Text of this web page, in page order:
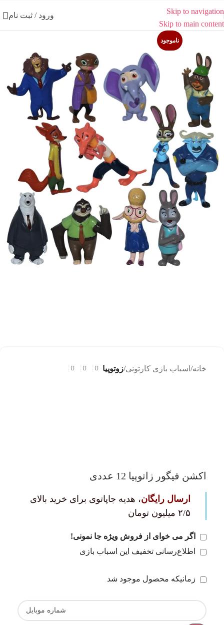
Skip to navigation
Skip to main content
ورود / ثبت نام
ناموجود
خانه اسباب بازی کارتونی زوتوپیا
اکشن فیگور زاتوپیا 12 عددی
ارسال رایگان، هدیه جاپاتوی برای خرید بالای
۲/۵ میلیون تومان
اگر می خوای از فروش ویژه جا نمونی!
اطلاع‌رسانی تخفیف این اسباب بازی
زمانیکه محصول موجود شد